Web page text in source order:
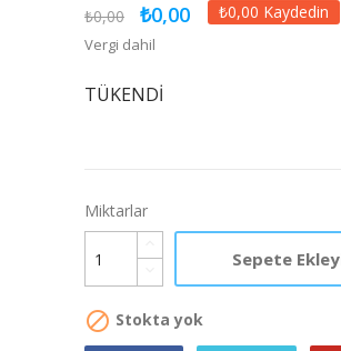
₺0,00 ₺0,00 ₺0,00 Kaydedin
Vergi dahil
TÜKENDİ
Miktarlar
Sepete
 Stokta yok